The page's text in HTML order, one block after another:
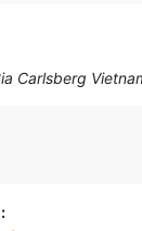
Carlsberg